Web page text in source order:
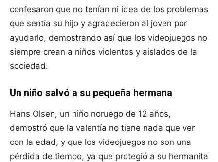
confesaron que no tenían ni idea de los problemas
que sentía su hijo y agradecieron al joven por
ayudarlo, demostrando así que los videojuegos no
siempre crean a niños violentos y aislados de la
sociedad.
Un niño salvó a su pequeña hermana
Hans Olsen, un niño noruego de 12 años,
demostró que la valentía no tiene nada que ver
con la edad, y que los videojuegos no son una
pérdida de tiempo, ya que protegió a su hermanita